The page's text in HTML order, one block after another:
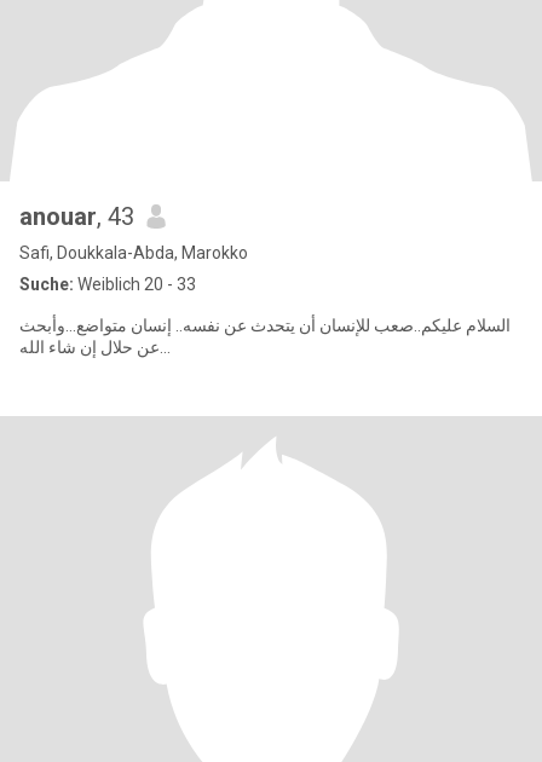
anouar, 43
Safi, Doukkala-Abda, Marokko
Suche: Weiblich 20 - 33
السلام عليكم..صعب للإنسان أن يتحدث عن نفسه.. إنسان متواضع...وأبحث